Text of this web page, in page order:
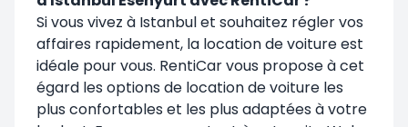
Si vous vivez à Istanbul et souhaitez régler vos
affaires rapidement, la location de voiture est
idéale pour vous. RentiCar vous propose à cet
égard les options de location de voiture les
plus confortables et les plus adaptées à votre